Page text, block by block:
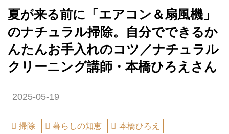
夏が来る前に「エアコン＆扇風機」
のナチュラル掃除。自分でできるか
んたんお手入れのコツ／ナチュラル
クリーニング講師・本橋ひろえさん
2025-05-19
掃除 暮らしの知恵 本橋ひろえ